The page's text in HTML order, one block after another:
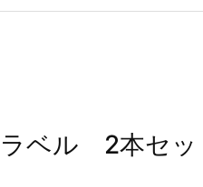
ベル 2本セッ